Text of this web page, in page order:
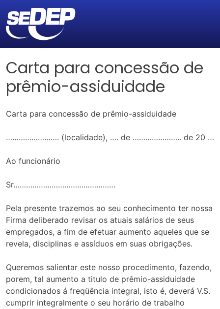
Carta para concessão de
prêmio-assiduidade
Carta para concessão de prêmio-assiduidade
……………………. (localidade), …. de ………………….. de 20 …
Ao funcionário
Sr…………………………………………
Pela presente trazemos ao seu conhecimento ter nossa
Firma deliberado revisar os atuais salários de seus
empregados, a fim de efetuar aumento aqueles que se
revela, disciplinas e assíduos em suas obrigações.
Queremos salientar este nosso procedimento, fazendo,
porem, tal aumento a titulo de prêmio-assiduidade
condicionados á freqüência integral, isto é, deverá V.S.
cumprir integralmente o seu horário de trabalho